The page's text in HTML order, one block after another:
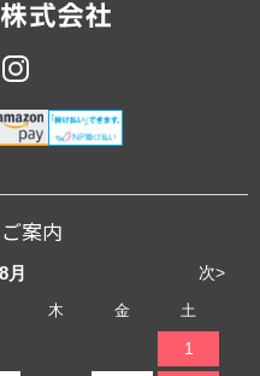
案内
次>
8月
木 金 土
1